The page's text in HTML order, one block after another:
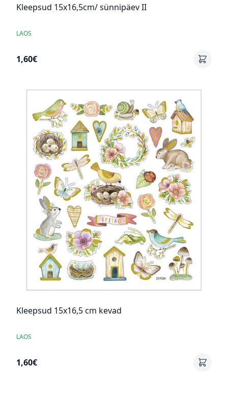
Kleepsud 15x16,5cm/ sünnipäev II
LAOS
1,60€
Kleepsud 15x16,5 cm kevad
LAOS
1,60€